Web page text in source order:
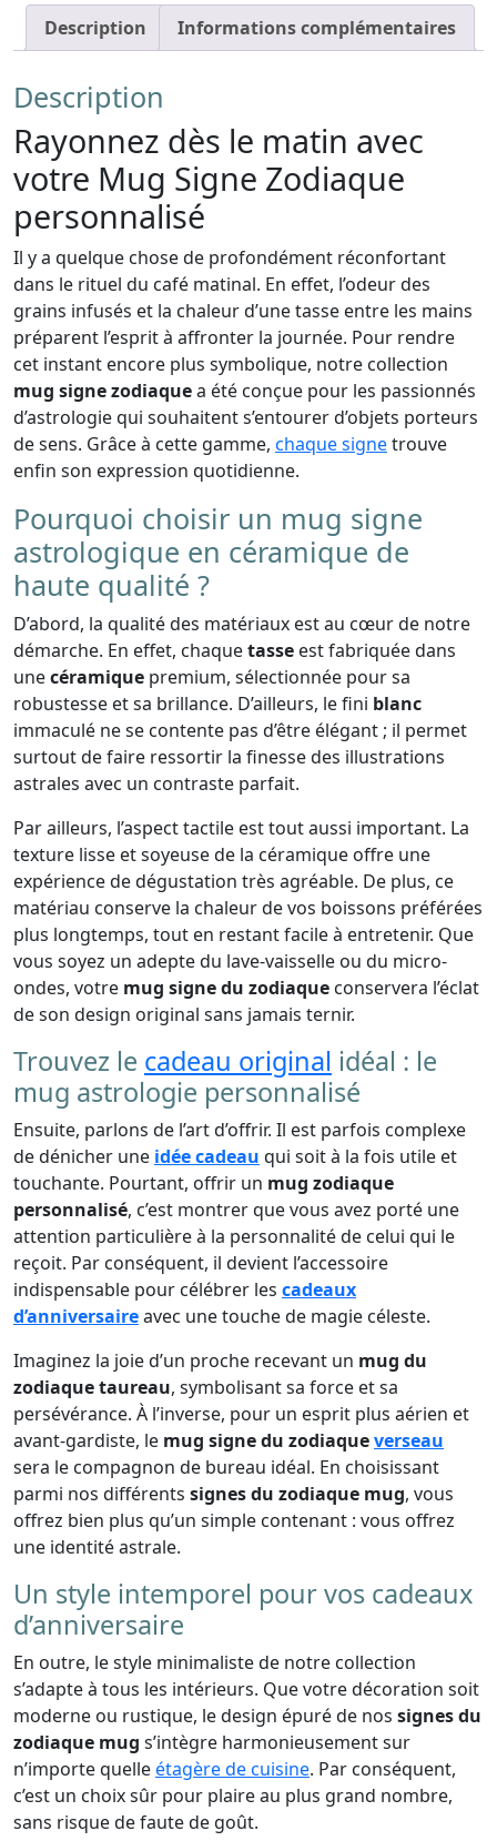
Description Informations complémentaires
Description
Rayonnez dès le matin avec
votre Mug Signe Zodiaque
personnalisé
Il y a quelque chose de profondément réconfortant
dans le rituel du café matinal. En effet, l’odeur des
grains infusés et la chaleur d’une tasse entre les mains
préparent l’esprit à affronter la journée. Pour rendre
cet instant encore plus symbolique, notre collection
mug signe zodiaquea été conçue pour les passionnés
d’astrologie qui souhaitent s’entourer d’objets porteurs
de sens. Grâce à cette gamme, chaque signetrouve
enfin son expression quotidienne.
Pourquoi choisir un mug signe
astrologique en céramique de
haute qualité ?
D’abord, la qualité des matériaux est au cœur de notre
démarche. En effet, chaquetasse est fabriquée dans
unecéramique premium, sélectionnée pour sa
robustesse et sa brillance. D’ailleurs, le fini blanc
immaculé ne se contente pas d’être élégant ; il permet
surtout de faire ressortir la finesse des illustrations
astrales avec un contraste parfait.
Par ailleurs, l’aspect tactile est tout aussi important. La
texture lisse et soyeuse de la céramique offre une
expérience de dégustation très agréable. De plus, ce
matériau conserve la chaleur de vos boissons préférées
plus longtemps, tout en restant facile à entretenir. Que
vous soyez un adepte du lave-vaisselle ou du micro-
ondes, votre mug signe du zodiaque conservera l’éclat
de son design original sans jamais ternir.
Trouvez le cadeau original idéal : le
mug astrologie personnalisé
Ensuite, parlons de l’art d’offrir. Il est parfois complexe
de dénicher une idée cadeau qui soit à la fois utile et
touchante. Pourtant, offrir un mug zodiaque
personnalisé, c’est montrer que vous avez porté une
attention particulière à la personnalité de celui qui le
reçoit. Par conséquent, il devient l’accessoire
indispensable pour célébrer les cadeaux
d’anniversaireavec une touche de magie céleste.
Imaginez la joie d’un proche recevant un mug du
zodiaque taureau, symbolisant sa force et sa
persévérance. À l’inverse, pour un esprit plus aérien et
avant-gardiste, le mug signe du zodiaqueverseau
sera le compagnon de bureau idéal. En choisissant
parmi nos différents signes du zodiaque mug, vous
offrez bien plus qu’un simple contenant : vous offrez
une identité astrale.
Un style intemporel pour vos cadeaux
d’anniversaire
En outre, le style minimaliste de notre collection
s’adapte à tous les intérieurs. Que votre décoration soit
moderne ou rustique, le design épuré de nos signes du
zodiaque mug s’intègre harmonieusement sur
n’importe quelleétagère de cuisine. Par conséquent,
c’est un choix sûr pour plaire au plus grand nombre,
sans risque de faute de goût.